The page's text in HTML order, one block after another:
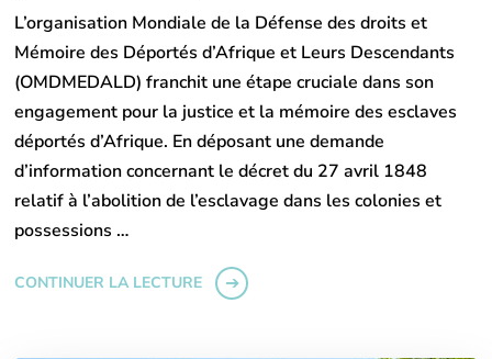
L’organisation Mondiale de la Défense des droits et
Mémoire des Déportés d’Afrique et Leurs Descendants
(OMDMEDALD) franchit une étape cruciale dans son
engagement pour la justice et la mémoire des esclaves
déportés d’Afrique. En déposant une demande
d’information concernant le décret du 27 avril 1848
relatif à l’abolition de l’esclavage dans les colonies et
possessions …
CONTINUER LA LECTURE